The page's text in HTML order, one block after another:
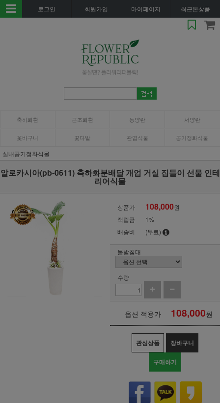
로그인 회원가입 마이페이지 최근본상품
축하화환 근조화환 동양란 서양란
꽃바구니 꽃다발 관엽식물 공기정화식물
실내공기정화식물
알로카시아(pb-0611) 축하화분배달 개업 거실 집들이 선물 인테
리어식물
상품가 108,000원
적립금
1%
배송비
(무료)
물받침대
수량
옵션 적용가 108,000원
관심상품 장바구니
구매하기